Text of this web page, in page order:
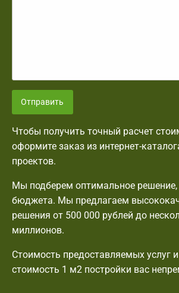
Отправить
Чтобы получить точный расчет
оформите заказ из интернет-
проектов.
Мы подберем оптимальное решение,
бюджета. Мы предлагаем
решения от 500 000 рублей до
миллионов.
Стоимость предоставляемых услуг
стоимость 1 м2 постройки вас